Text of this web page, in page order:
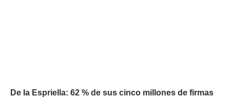
De la Espriella: 62 % de sus cinco millones de firmas